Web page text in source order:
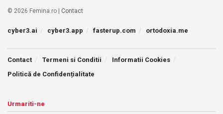
© 2026 Femina.ro | Contact
cyber3.ai cyber3.app fasterup.com ortodoxia.me
Contact Termeni si Conditii
Informatii Cookies
Politică de Confidențialitate
Urmariti-ne